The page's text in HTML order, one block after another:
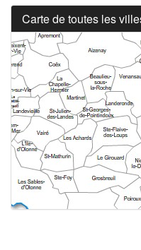
Carte de toutes les